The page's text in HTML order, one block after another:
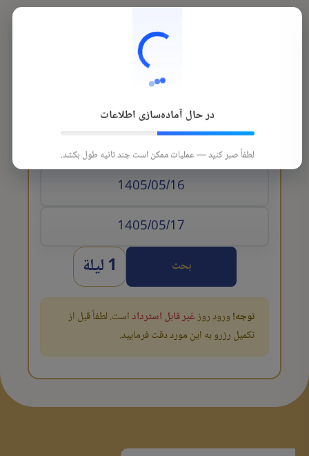
تاريخ الوصول
بحث 1 ليلة
توجه!ورود روزغیر قابل استرداداست. لطفاً قبل از
تکمیل رزرو به این مورد دقت فرمایید.
در حال آماده‌سازی اطلاعات
لطفاً صبر کنید — عملیات ممکن است چند ثانیه طول بکشد.